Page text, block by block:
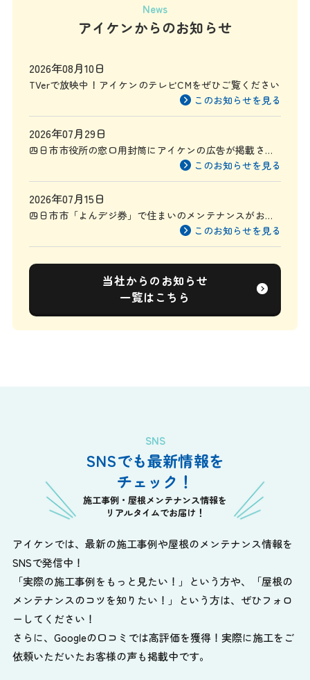
News
アイケンからのお知らせ
2026年08月10日
TVerで放映中！アイケンのテレビCMをぜひご覧ください
このお知らせを見る
2026年07月29日
四日市市役所の窓口用封筒にアイケンの広告が掲載され
このお知らせを見る
2026年07月15日
四日市市「よんデジ券」で住まいのメンテナンスがお得
このお知らせを見る
当社からのお知らせ
一覧はこちら
SNS
SNSでも最新情報を
チェック！
施工事例・屋根メンテナンス情報を
リアルタイムでお届け！
アイケンでは、最新の施工事例や屋根のメンテナンス情報を
SNSで発信中！
「実際の施工事例をもっと見たい！」という方や、
「屋根の
メンテナンスのコツを知りたい！」という方は、ぜひフォロ
ーしてください！
さらに、Googleの口コミでは高評価を獲得！実際に施工をご
依頼いただいたお客様の声も掲載中です。